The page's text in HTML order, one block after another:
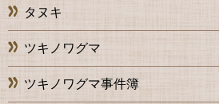
タヌキ
ツキノワグマ
ツキノワグマ事件簿